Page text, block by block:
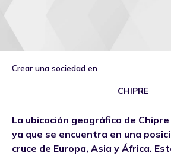
Crear una sociedad en
CHIPRE
La ubicación geográfica de
ya que se encuentra en una
cruce de Europa, Asia y África.